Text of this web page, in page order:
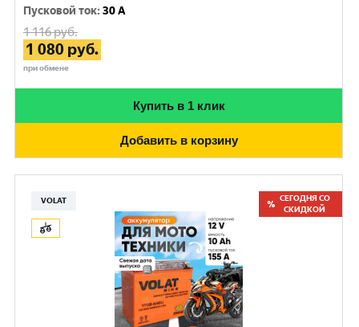
Пусковой ток:30 A
1 116руб.
1 080 руб.
при обмене
Купить в 1 клик
Добавить в корзину
VOLAT
СЕГОДНЯ СО
СКИДКОЙ